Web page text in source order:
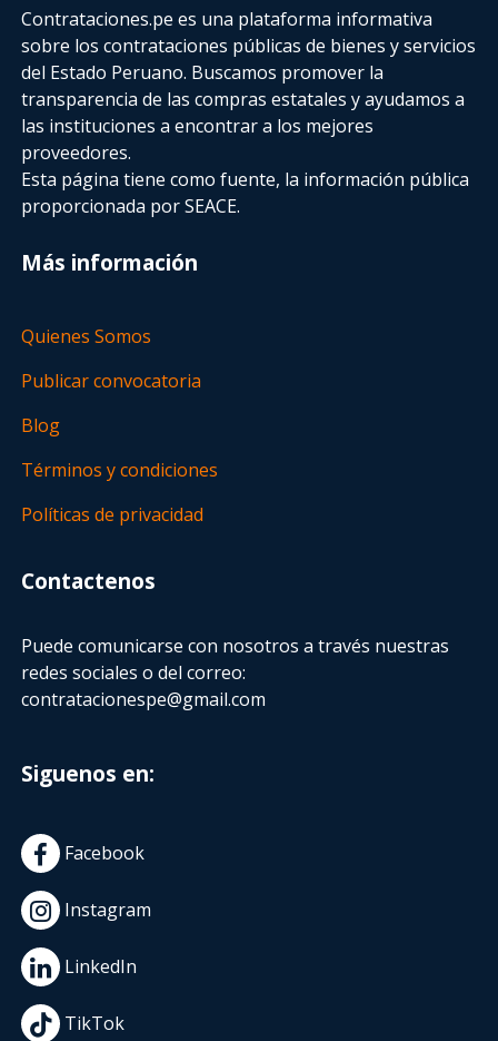
Contrataciones.pe es una plataforma informativa
sobre los contrataciones públicas de bienes y servicios
del Estado Peruano. Buscamos promover la
transparencia de las compras estatalesy ayudamos a
las instituciones a encontrar a los mejores
proveedores.
Esta página tiene como fuente, la información pública
proporcionada por SEACE.
Más información
Quienes Somos
Publicar convocatoria
Blog
Términos y condiciones
Políticas de privacidad
Contactenos
Puede comunicarse con nosotros a través nuestras
redes sociales o del correo:
contratacionespe@gmail.com
Siguenos en:
Facebook
Instagram
LinkedIn
TikTok